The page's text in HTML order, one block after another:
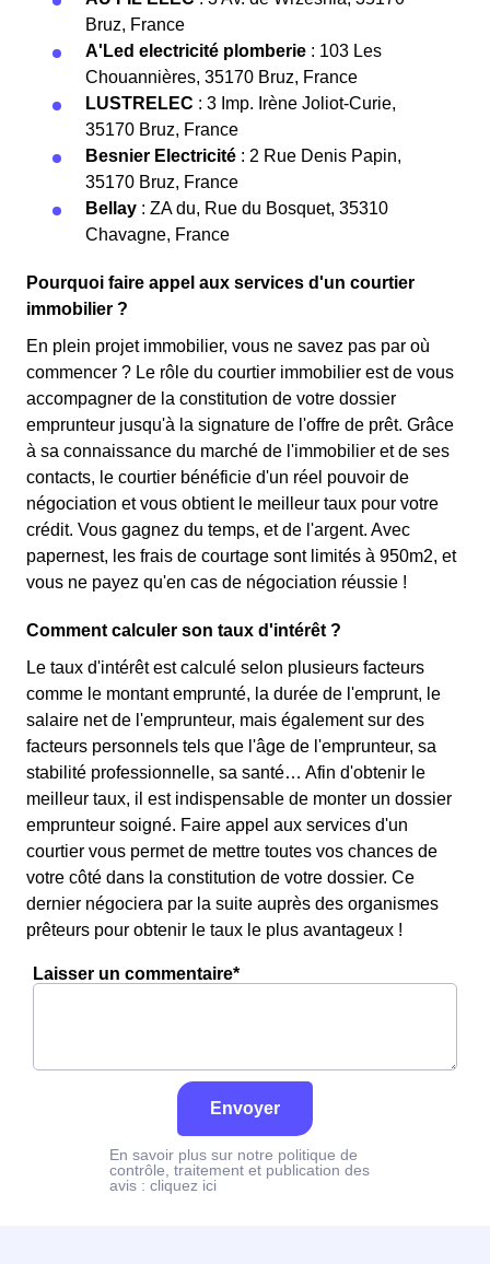
Bruz, France
A'Led electricité plomberie : 103 Les
Chouannières, 35170 Bruz, France
LUSTRELEC : 3 Imp. Irène Joliot-Curie,
35170 Bruz, France
Besnier Electricité : 2 Rue Denis Papin,
35170 Bruz, France
Bellay : ZA du, Rue du Bosquet, 35310
Chavagne, France
Pourquoi faire appel aux services d'un courtier
immobilier ?
En plein projet immobilier, vous ne savez pas par où
commencer ? Le rôle du courtier immobilier est de vous
accompagner de la constitution de votre dossier
emprunteur jusqu'à la signature de l'offre de prêt. Grâce
à sa connaissance du marché de l'immobilier et de ses
contacts, le courtier bénéficie d'un réel pouvoir de
négociation et vous obtient le meilleur taux pour votre
crédit. Vous gagnez du temps, et de l'argent. Avec
papernest, les frais de courtage sont limités à 950m2, et
vous ne payez qu'en cas de négociation réussie !
Comment calculer son taux d'intérêt ?
Le taux d'intérêt est calculé selon plusieurs facteurs
comme le montant emprunté, la durée de l'emprunt, le
salaire net de l'emprunteur, mais également sur des
facteurs personnels tels que l'âge de l'emprunteur, sa
stabilité professionnelle, sa santé… Afin d'obtenir le
meilleur taux, il est indispensable de monter un dossier
emprunteur soigné. Faire appel aux services d'un
courtier vous permet de mettre toutes vos chances de
votre côté dans la constitution de votre dossier. Ce
dernier négociera par la suite auprès des organismes
prêteurs pour obtenir le taux le plus avantageux !
Laisser un commentaire*
Envoyer
En savoir plus sur notre politique de
contrôle, traitement et publication des
avis : cliquez ici